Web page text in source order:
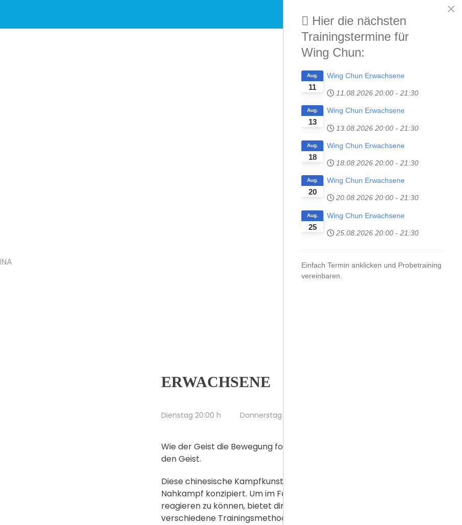
ERWACHSENE
Dienstag 20:00 h Donnerstag 19:00 h
Wie der Geist die Bewegung formt, formt die Bewegung
den Geist.
Diese chinesische Kampfkunst wurde vor allem für den
Nahkampf konzipiert. Um im Fall der Fälle instinktiv
reagieren zu können, bietet dir das Wing Chun System
verschiedene Trainingsmethoden.
×
Hier die nächsten
Trainingstermine für
Wing Chun:
11
Aug. Wing Chun Erwachsene
11.08.2026 20:00 - 21:30
13
Aug. Wing Chun Erwachsene
13.08.2026 20:00 - 21:30
18
Aug. Wing Chun Erwachsene
18.08.2026 20:00 - 21:30
20
Aug. Wing Chun Erwachsene
20.08.2026 20:00 - 21:30
25
Aug. Wing Chun Erwachsene
25.08.2026 20:00 - 21:30
Einfach Termin anklicken und Probetraining
vereinbaren.